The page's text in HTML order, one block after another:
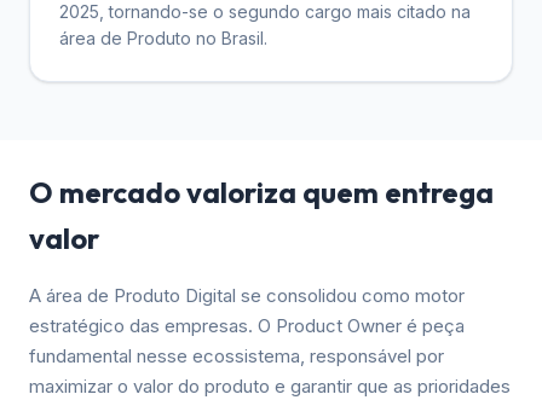
2025, tornando-se o segundo cargo mais citado na
área de Produto no Brasil.
O mercado valoriza quem entrega
valor
A área de Produto Digital se consolidou como motor
estratégico das empresas. O Product Owner é peça
fundamental nesse ecossistema, responsável por
maximizar o valor do produto e garantir que as prioridades